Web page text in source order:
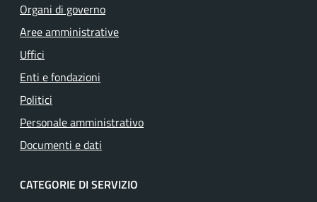
Organi di governo
Aree amministrative
Uffici
Enti e fondazioni
Politici
Personale amministrativo
Documenti e dati
CATEGORIE DI SERVIZIO